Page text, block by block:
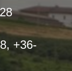
+36-